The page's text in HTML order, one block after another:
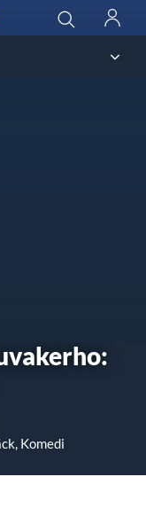
Sök
Logga
Komedi